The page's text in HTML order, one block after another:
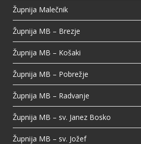
Župnija Malečnik
Župnija MB – Brezje
Župnija MB – Košaki
Župnija MB – Pobrežje
Župnija MB – Radvanje
Župnija MB – sv. Janez Bosko
Župnija MB – sv. Jožef